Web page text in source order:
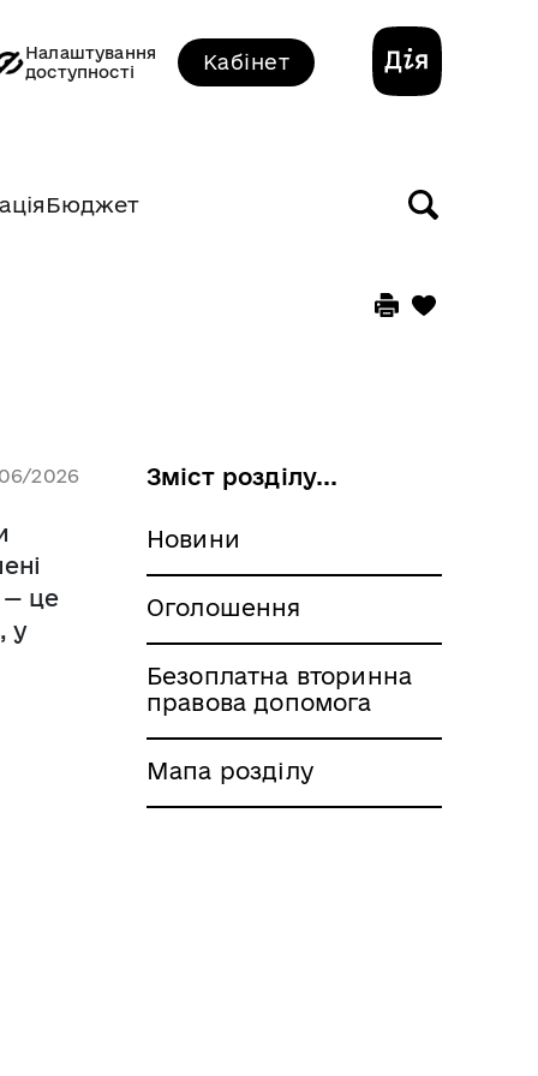
Налаштування
доступності
Кабінет
Бюджет
2026
— це
у
Зміст розділу...
Новини
Оголошення
Безоплатна вторинна
правова допомога
Мапа розділу